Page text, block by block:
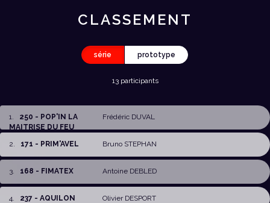
CLASSEMENT
série prototype
13 participants
1
250 - POP'IN LA
MAITRISE DU FEU
Frédéric DUVAL
2 171 - PRIM'AVEL Bruno STEPHAN
3 168 - FIMATEX Antoine DEBLED
4 237 - AQUILON Olivier DESPORT